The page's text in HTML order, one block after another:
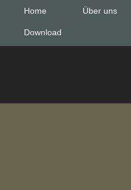
Home Über uns
Download